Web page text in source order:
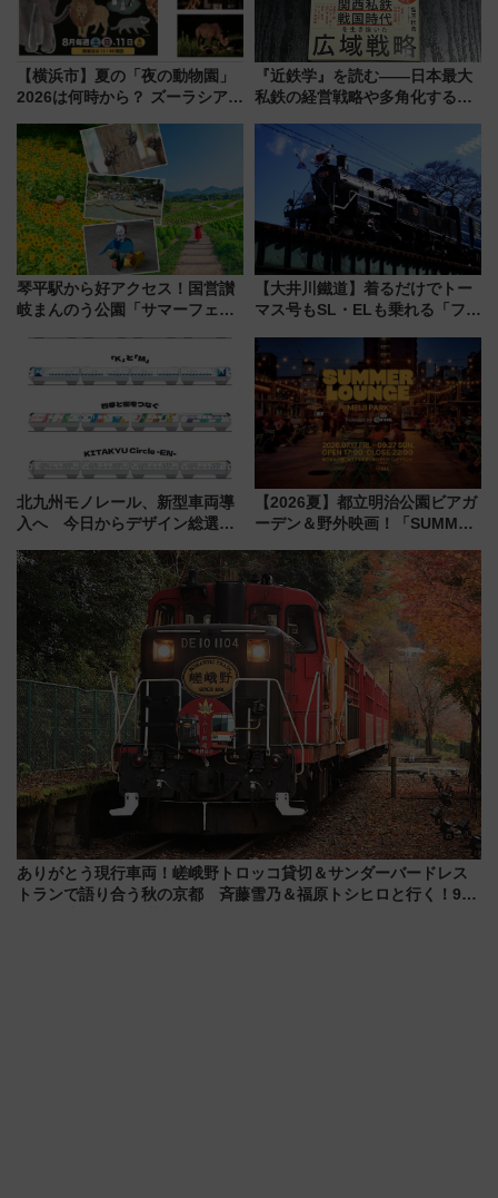
【横浜市】夏の「夜の動物園」
2026は何時から？ ズーラシア・
見どころ、限定イベントを徹底
解説！
『近鉄学』を読む――日本最大
私鉄の経営戦略や多角化する事
にする一冊
琴平駅から好アクセス！国営讃
岐まんのう公園「サマーフェス
ブトムシに楽しいがいっぱい
【大井川鐵道】着るだけでトー
マス号もSL・ELも乗れる「フリ
受注販売
北九州モノレール、新型車両導
入へ 今日からデザイン総選挙
【2026夏】都立明治公園ビアガ
ーデン＆野外映画！「SUMMER
ケジュール 夜風とビール、映画
を満喫！
ありがとう現行車両！嵯峨野トロッコ貸切＆サンダーバードレス
トランで語り合う秋の京都 斉藤雪乃＆福原トシヒロと行く！9月